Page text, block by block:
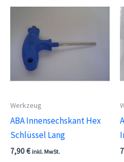
Werkzeug
ABA Innensechskant Hex
Schlüssel Lang
7,90€ inkl. MwSt.